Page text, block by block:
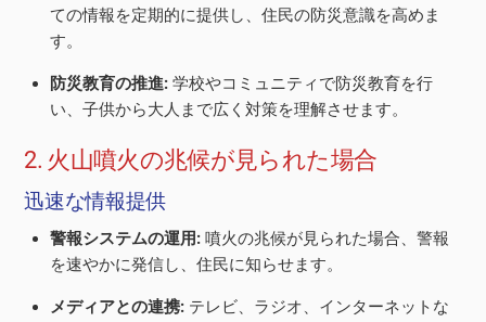
ての情報を定期的に提供し、住民の防災意識を高めま
す。
防災教育の推進: 学校やコミュニティで防災教育を行
い、子供から大人まで広く対策を理解させます。
2. 火山噴火の兆候が見られた場合
迅速な情報提供
警報システムの運用: 噴火の兆候が見られた場合、警報
を速やかに発信し、住民に知らせます。
メディアとの連携: テレビ、ラジオ、インターネットな